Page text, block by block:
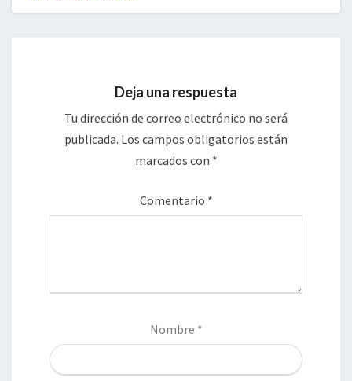
Deja una respuesta
Tu dirección de correo electrónico no será
publicada. Los campos obligatorios están
marcados con *
Comentario *
Nombre *